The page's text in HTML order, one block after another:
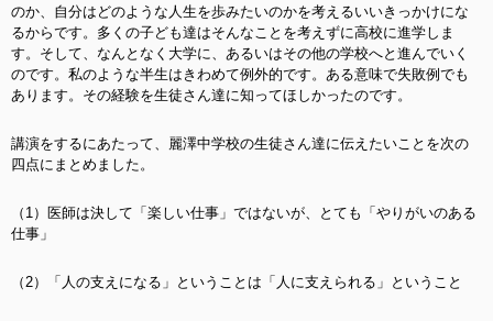
のか、自分はどのような人生を歩みたいのかを考えるいいきっかけにな
るからです。多くの子ども達はそんなことを考えずに高校に進学しま
す。そして、なんとなく大学に、あるいはその他の学校へと進んでいく
のです。私のような半生はきわめて例外的です。ある意味で失敗例でも
あります。その経験を生徒さん達に知ってほしかったのです。
講演をするにあたって、麗澤中学校の生徒さん達に伝えたいことを次の
四点にまとめました。
（1）医師は決して「楽しい仕事」ではないが、とても「やりがいのある
仕事」
（2）「人の支えになる」ということは「人に支えられる」ということ